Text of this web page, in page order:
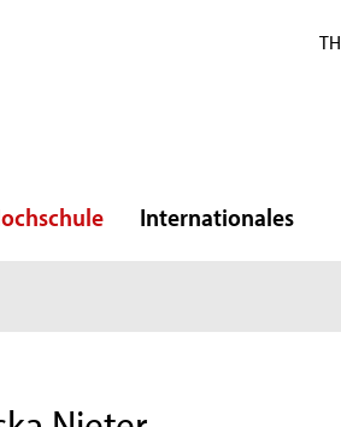
Internationales